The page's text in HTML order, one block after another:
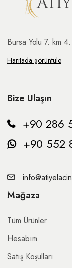
Bursa Yolu 7. km
Haritada görüntüle
Bize Ulaşın
+90 286
+90 552
Mağaza
Tüm Ürünler
Hesabım
Satış Koşulları